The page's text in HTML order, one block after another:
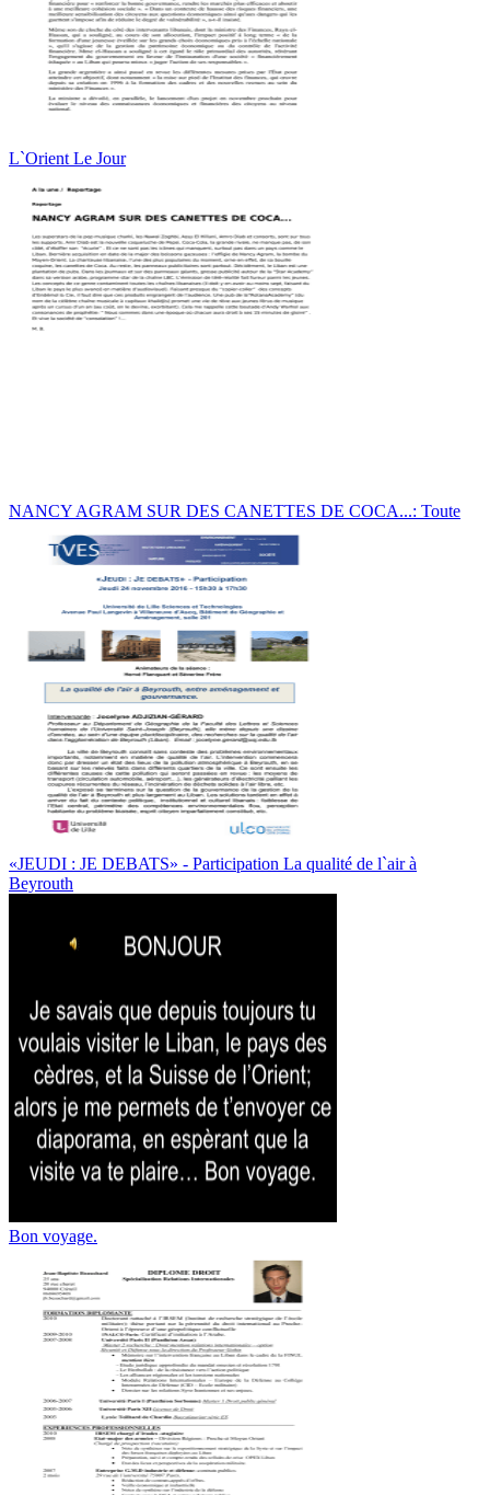
L`Orient Le Jour
NANCY AGRAM SUR DES CANETTES DE COCA...: Toute
«JEUDI : JE DEBATS» - Participation La qualité de l`air à
Beyrouth
Bon voyage.